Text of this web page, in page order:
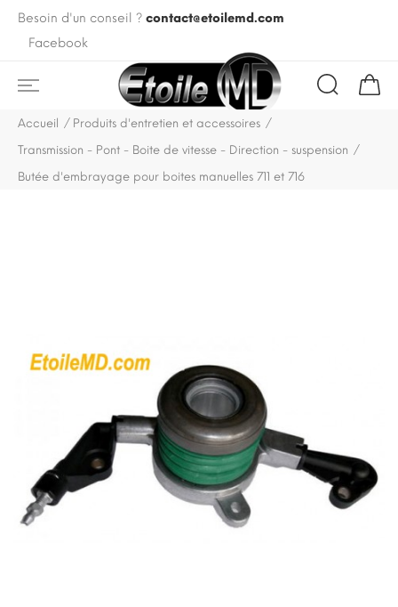
Besoin d'un conseil ? contact@etoilemd.com
Facebook
Accueil
Produits d'entretien et accessoires
Transmission - Pont - Boite de vitesse - Direction - suspension
Butée d'embrayage pour boites manuelles 711 et 716